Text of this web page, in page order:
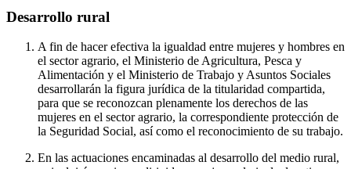
Desarrollo rural
A fin de hacer efectiva la igualdad entre mujeres y hombres en
el sector agrario, el Ministerio de Agricultura, Pesca y
Alimentación y el Ministerio de Trabajo y Asuntos Sociales
desarrollarán la figura jurídica de la titularidad compartida,
para que se reconozcan plenamente los derechos de las
mujeres en el sector agrario, la correspondiente protección de
la Seguridad Social, así como el reconocimiento de su trabajo.
En las actuaciones encaminadas al desarrollo del medio rural,